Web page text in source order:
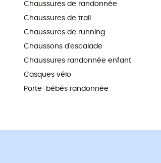
Chaussures de randonnée
Chaussures de trail
Chaussures de running
Chaussons d'escalade
Chaussures randonnée enfant
Casques vélo
Porte-bébés randonnée